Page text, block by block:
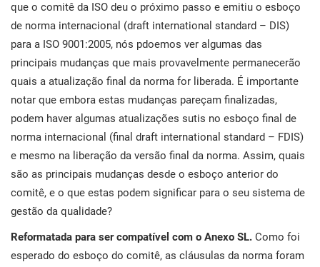
ISO 9001
ISO 14001
ISO 45001
ISO 13485
EU MDR
ISO 20000
Manufatura
Transporte & distribuição
Educação
Telecomunicações
Bancária & financeira
Governo
que o comitê da ISO deu o próximo passo e emitiu o esboço
de norma internacional (draft international standard – DIS)
para a ISO 9001:2005, nós pdoemos ver algumas das
principais mudanças que mais provavelmente permanecerão
quais a atualização final da norma for liberada. É importante
notar que embora estas mudanças pareçam finalizadas,
podem haver algumas atualizações sutis no esboço final de
norma internacional (final draft international standard – FDIS)
e mesmo na liberação da versão final da norma. Assim, quais
são as principais mudanças desde o esboço anterior do
comitê, e o que estas podem significar para o seu sistema de
gestão da qualidade?
Reformatada para ser compatível com o Anexo SL. Como foi
esperado do esboço do comitê, as cláusulas da norma foram